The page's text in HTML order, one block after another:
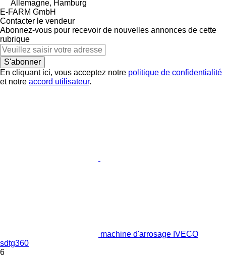
Allemagne, Hamburg
E-FARM GmbH
Contacter le vendeur
Abonnez-vous pour recevoir de nouvelles annonces de cette
rubrique
S'abonner
En cliquant ici, vous acceptez notre politique de confidentialité
et notre accord utilisateur.
machine d'arrosage IVECO
sdtg360
6